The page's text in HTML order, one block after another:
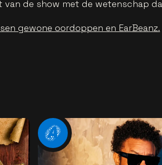
van de show met de wetenschap
gewone oordoppen en EarBeanz.